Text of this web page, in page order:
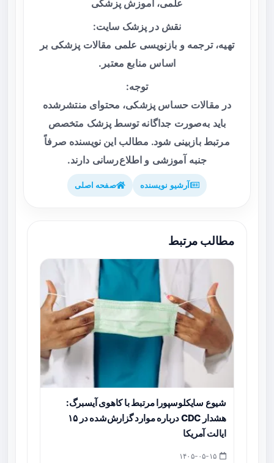
علمی، آموزش پزشکی
نقش در پزشک سایت:
تهیه، ترجمه و بازنویسی علمی مقالات پزشکی بر
اساس منابع معتبر.
توجه:
در مقالات حساس پزشکی، محتوای منتشرشده
باید به‌صورت جداگانه توسط پزشک متخصص
مرتبط بازبینی شود. مطالب این نویسنده صرفاً
جنبه آموزشی و اطلاع‌رسانی دارند.
آرشیو نویسنده صفحه اصلی
مطالب مرتبط
شیوع سایکلوسپورا مرتبط با کاهوی آیسبرگ:
هشدار CDC درباره موارد گزارش‌شده در ۱۵
ایالت آمریکا